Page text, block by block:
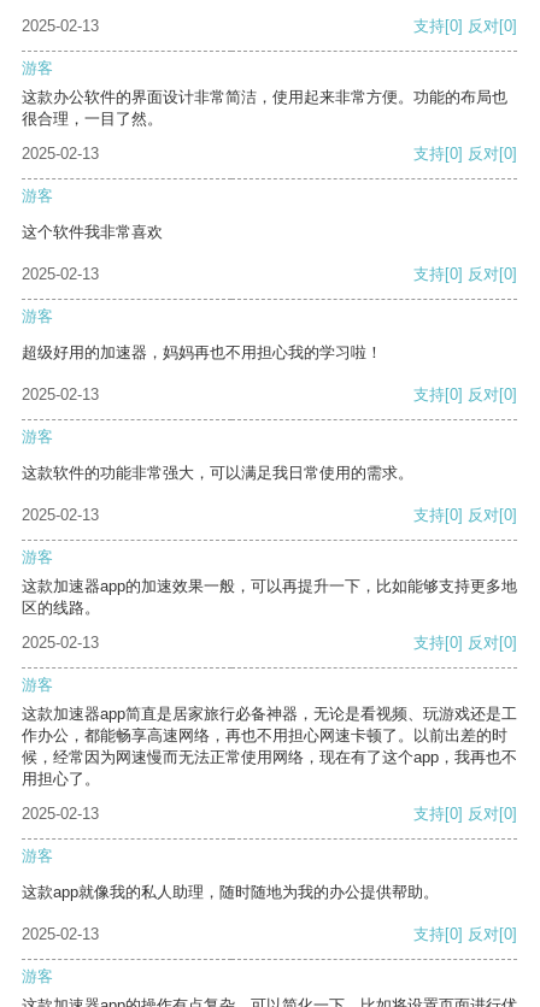
2025-02-13 支持[0] 反对[0]
游客
这款办公软件的界面设计非常简洁，使用起来非常方便。功能的布局也
很合理，一目了然。
2025-02-13
支持[0] 反对[0]
游客
这个软件我非常喜欢
2025-02-13 支持[0] 反对[0]
游客
超级好用的加速器，妈妈再也不用担心我的学习啦！
2025-02-13 支持[0] 反对[0]
游客
这款软件的功能非常强大，可以满足我日常使用的需求。
2025-02-13 支持[0] 反对[0]
游客
这款加速器app的加速效果一般，可以再提升一下，比如能够支持更多地
区的线路。
2025-02-13
支持[0] 反对[0]
游客
这款加速器app简直是居家旅行必备神器，无论是看视频、玩游戏还是工
作办公，都能畅享高速网络，再也不用担心网速卡顿了。以前出差的时
候，经常因为网速慢而无法正常使用网络，现在有了这个app，我再也不
用担心了。
2025-02-13
支持[0] 反对[0]
游客
这款app就像我的私人助理，随时随地为我的办公提供帮助。
2025-02-13 支持[0] 反对[0]
游客